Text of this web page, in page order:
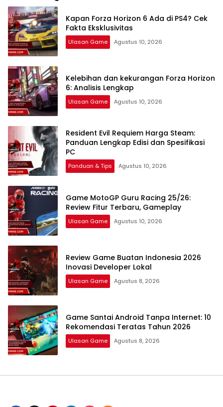
Kapan Forza Horizon 6 Ada di PS4? Cek
Fakta Eksklusivitas
Ulasan Game Agustus 10, 2026
Kelebihan dan kekurangan Forza Horizon
6: Analisis Lengkap
Ulasan Game Agustus 10, 2026
Resident Evil Requiem Harga Steam:
Panduan Lengkap Edisi dan Spesifikasi
PC
Panduan & Tips Agustus 10, 2026
Game MotoGP Guru Racing 25/26:
Review Fitur Terbaru, Gameplay
Ulasan Game Agustus 10, 2026
Review Game Buatan Indonesia 2026
Inovasi Developer Lokal
Ulasan Game Agustus 8, 2026
Game Santai Android Tanpa Internet: 10
Rekomendasi Teratas Tahun 2026
Ulasan Game Agustus 8, 2026